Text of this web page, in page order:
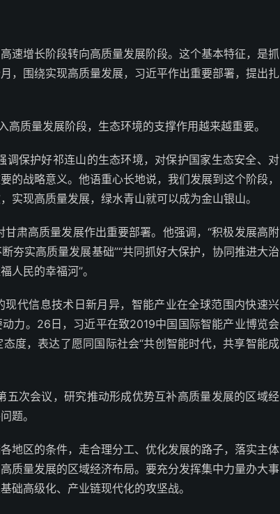
增长阶段转向高质量发展阶段。这个基本特征，是抓
，围绕实现高质量发展，习近平作出重要部署，提出扎
质量发展阶段，生态环境的支撑作用越来越重要。
保护好祁连山的生态环境，对保护国家生态安全、对
的战略意义。他语重心长地说，我们发展到这个阶段，
实现高质量发展，绿水青山就可以成为金山银山。
高质量发展作出重要部署。他强调，“积极发展高附
夯实高质量发展基础”“共同抓好大保护，协同推进大治
人民的幸福河”。
代信息技术日新月异，智能产业在全球范围内快速兴
力。26日，习近平在致2019中国国际智能产业博览会
度，表达了愿同国际社会“共创智能时代，共享智能成
次会议，研究推动形成优势互补高质量发展的区域经
题。
区的条件，走合理分工、优化发展的路子，落实主体
质量发展的区域经济布局。要充分发挥集中力量办大事
础高级化、产业链现代化的攻坚战。